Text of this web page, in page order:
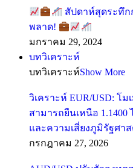
สัปดาห์สุดระทึ
พลาด!
มกราคม 29, 2024
บทวิเคราะห์
บทวิเคราะห์Show More
วิเคราะห์ EUR/USD: โ
สามารถยืนเหนือ
และความเสี่ยงภูมิรัฐศา
กรกฎาคม 27, 2026